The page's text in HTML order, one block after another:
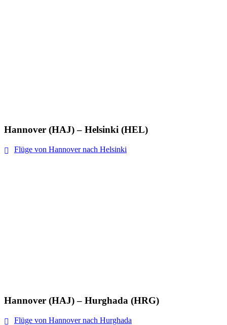
Hannover (HAJ) – Helsinki (HEL)
Flüge von Hannover nach Helsinki
Hannover (HAJ) – Hurghada (HRG)
Flüge von Hannover nach Hurghada